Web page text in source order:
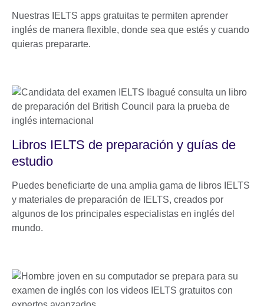
Nuestras IELTS apps gratuitas te permiten aprender
inglés de manera flexible, donde sea que estés y cuando
quieras prepararte.
Libros IELTS de preparación y guías de
estudio
Puedes beneficiarte de una amplia gama de libros IELTS
y materiales de preparación de IELTS, creados por
algunos de los principales especialistas en inglés del
mundo.